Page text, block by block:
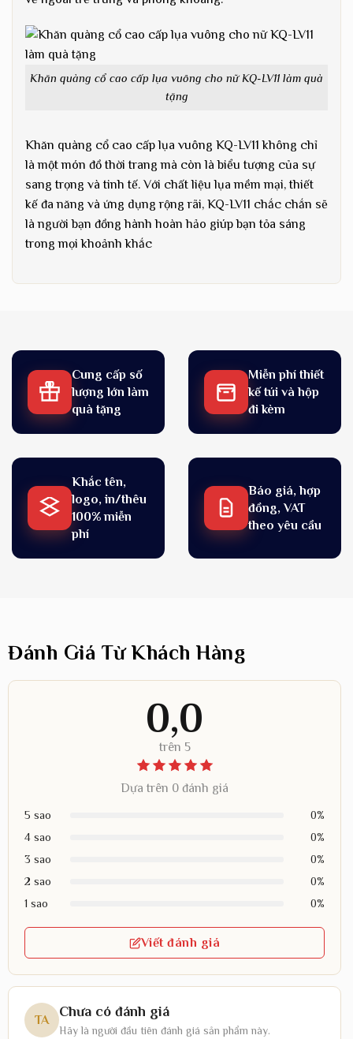
Khăn quàng cổ cao cấp lụa vuông cho nữ KQ-LV11 làm quà
tặng
Khăn quàng cổ cao cấp lụa vuông KQ-LV11 không chỉ
là một món đồ thời trang mà còn là biểu tượng của sự
sang trọng và tinh tế. Với chất liệu lụa mềm mại, thiết
kế đa năng và ứng dụng rộng rãi, KQ-LV11 chắc chắn sẽ
là người bạn đồng hành hoàn hảo giúp bạn tỏa sáng
trong mọi khoảnh khắc
Cung cấp số
lượng lớn làm
quà tặng
Miễn phí thiết
kế túi và hộp
đi kèm
Khắc tên,
logo, in/thêu
100% miễn
phí
Báo giá, hợp
đồng, VAT
theo yêu cầu
Đánh Giá Từ Khách Hàng
0,0
trên 5
Dựa trên 0 đánh giá
5 sao
0%
4 sao
0%
3 sao
0%
2 sao
0%
1 sao
0%
Viết đánh giá
TA
Chưa có đánh giá
Hãy là người đầu tiên đánh giá sản phẩm này.